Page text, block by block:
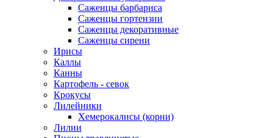
Саженцы барбариса
Саженцы гортензии
Саженцы декоративные
Саженцы сирени
Ирисы
Каллы
Канны
Картофель - севок
Крокусы
Лилейники
Хемерокалисы (корни)
Лилии